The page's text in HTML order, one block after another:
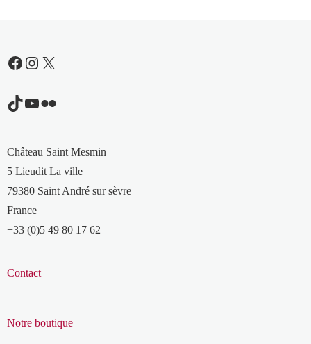
Facebook
Instagram
X
TikTok
YouTube
Flickr
Château Saint Mesmin
5 Lieudit La ville
79380 Saint André sur sèvre
France
+33 (0)5 49 80 17 62
Contact
Notre boutique